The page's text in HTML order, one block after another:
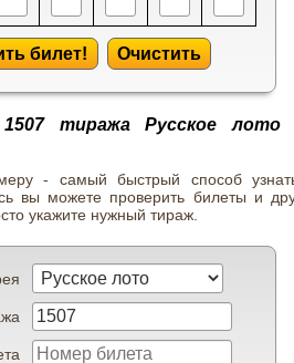
билет! Очистить
тиража Русское лото
- самый быстрый способ
вы можете проверить билеты и
укажите нужный тираж.